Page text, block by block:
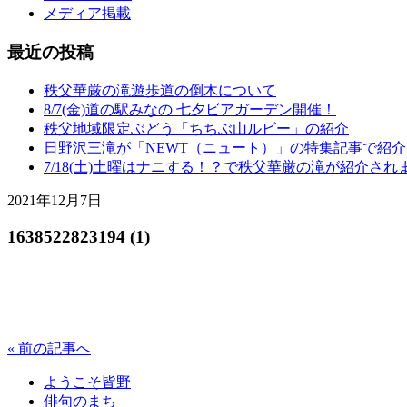
メディア掲載
最近の投稿
秩父華厳の滝遊歩道の倒木について
8/7(金)道の駅みなの 七夕ビアガーデン開催！
秩父地域限定ぶどう「ちちぶ山ルビー」の紹介
日野沢三滝が「NEWT（ニュート）」の特集記事で紹介
7/18(土)土曜はナニする！？で秩父華厳の滝が紹介され
2021年12月7日
1638522823194 (1)
« 前の記事へ
ようこそ皆野
俳句のまち